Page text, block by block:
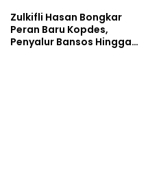
Perkebunan
Zulkifli Hasan Bongkar
Peran Baru Kopdes,
Penyalur Bansos Hingga